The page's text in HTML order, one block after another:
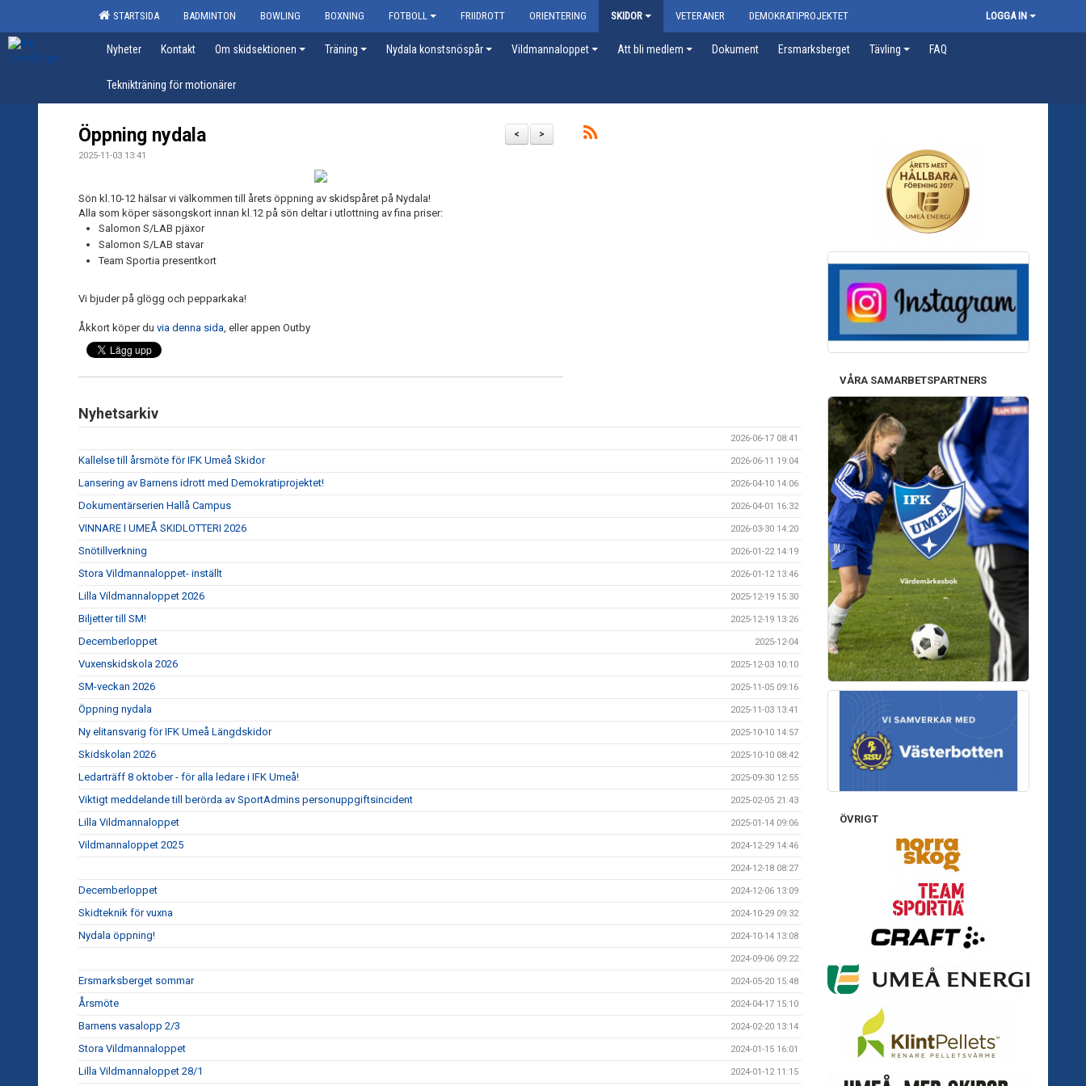
STARTSIDA BADMINTON BOWLING BOXNING FOTBOLL FRIIDROTT ORIENTERING SKIDOR VETERANER DEMOKRATIPROJEKTET LOGGA IN
Nyheter Kontakt Om skidsektionen Träning Nydala konstsnöspår Vildmannaloppet Att bli medlem Dokument Ersmarksberget Tävling FAQ
Teknikträning för motionärer
>
<
Öppning nydala
2025-11-03 13:41
Sön kl.10-12 hälsar vi välkommen till årets öppning av skidspåret på Nydala!
Alla som köper säsongskort innan kl.12 på sön deltar i utlottning av fina priser:
Salomon S/LAB pjäxor
Salomon S/LAB stavar
Team Sportia presentkort
Vi bjuder på glögg och pepparkaka!
Åkkort köper du via denna sida, eller appen Outby
Nyhetsarkiv
2026-06-17 08:41
Kallelse till årsmöte för IFK Umeå Skidor 2026-06-11 19:04
Lansering av Barnens idrott med Demokratiprojektet! 2026-04-10 14:06
Dokumentärserien Hallå Campus 2026-04-01 16:32
VINNARE I UMEÅ SKIDLOTTERI 2026 2026-03-30 14:20
Snötillverkning 2026-01-22 14:19
Stora Vildmannaloppet- inställt 2026-01-12 13:46
Lilla Vildmannaloppet 2026 2025-12-19 15:30
Biljetter till SM! 2025-12-19 13:26
Decemberloppet 2025-12-04
Vuxenskidskola 2026 2025-12-03 10:10
SM-veckan 2026 2025-11-05 09:16
Öppning nydala 2025-11-03 13:41
Ny elitansvarig för IFK Umeå Längdskidor 2025-10-10 14:57
Skidskolan 2026 2025-10-10 08:42
Ledarträff 8 oktober - för alla ledare i IFK Umeå! 2025-09-30 12:55
Viktigt meddelande till berörda av SportAdmins personuppgiftsincident 2025-02-05 21:43
Lilla Vildmannaloppet 2025-01-14 09:06
Vildmannaloppet 2025 2024-12-29 14:46
2024-12-18 08:27
Decemberloppet 2024-12-06 13:09
Skidteknik för vuxna 2024-10-29 09:32
Nydala öppning! 2024-10-14 13:08
2024-09-06 09:22
Ersmarksberget sommar 2024-05-20 15:48
Årsmöte 2024-04-17 15:10
Barnens vasalopp 2/3 2024-02-20 13:14
Stora Vildmannaloppet 2024-01-15 16:01
Lilla Vildmannaloppet 28/1 2024-01-12 11:15
VÅRA SAMARBETSPARTNERS
ÖVRIGT